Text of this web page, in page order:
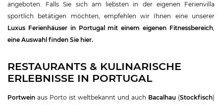
angeboten. Falls Sie sich am liebsten in der eigenen Ferienvilla
sportlich betätigen möchten, empfehlen wir Ihnen eine unserer
Luxus Ferienhäuser in Portugal mit einem eigenen Fitnessbereich,
eine Auswahl finden Sie hier.
RESTAURANTS & KULINARISCHE
ERLEBNISSE IN PORTUGAL
Portwein aus Porto ist weltbekannt und auch Bacalhau (Stockfisch)